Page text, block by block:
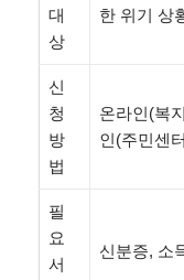
대
상
한 위기 상
신
청
방
법
온라인(복
인(주민센
필
요
서
신분증, 소